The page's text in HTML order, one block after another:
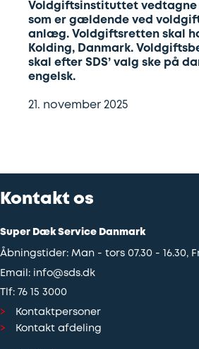
Voldgiftsinstituttet vedtagne
som er gældende ved
anlæg. Voldgiftsretten skal
Kolding, Danmark.
skal efter SDS’ valg ske på
engelsk.
21. november 2025
Kontakt os
Super Dæk Service Danmark
Åbningstider: Man - tors 07.30 - 16.30,
Email: info@sds.dk
Tlf: 76 15 3000
Kontaktpersoner
Kontakt afdeling